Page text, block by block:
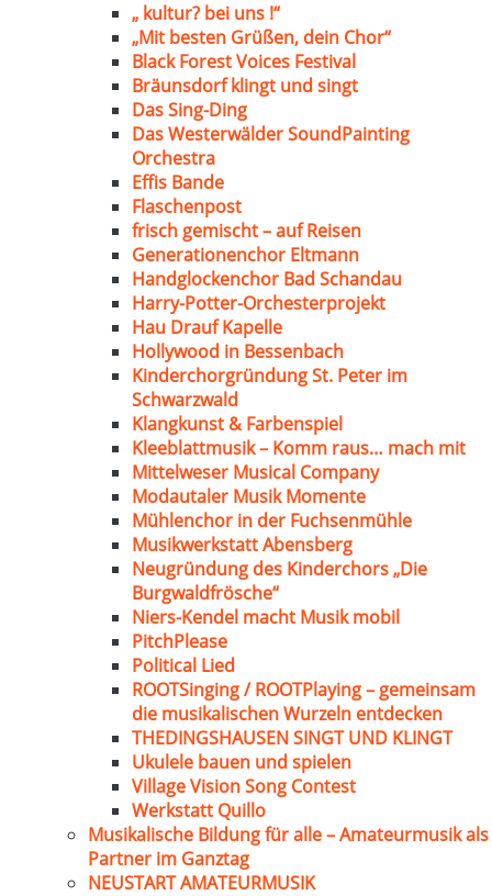
„ kultur? bei uns !“
„Mit besten Grüßen, dein Chor“
Black Forest Voices Festival
Bräunsdorf klingt und singt
Das Sing-Ding
Das Westerwälder SoundPainting
Orchestra
Effis Bande
Flaschenpost
frisch gemischt – auf Reisen
Generationenchor Eltmann
Handglockenchor Bad Schandau
Harry-Potter-Orchesterprojekt
Hau Drauf Kapelle
Hollywood in Bessenbach
Kinderchorgründung St. Peter im
Schwarzwald
Klangkunst & Farbenspiel
Kleeblattmusik – Komm raus… mach mit
Mittelweser Musical Company
Modautaler Musik Momente
Mühlenchor in der Fuchsenmühle
Musikwerkstatt Abensberg
Neugründung des Kinderchors „Die
Burgwaldfrösche“
Niers-Kendel macht Musik mobil
PitchPlease
Political Lied
ROOTSinging / ROOTPlaying – gemeinsam
die musikalischen Wurzeln entdecken
THEDINGSHAUSEN SINGT UND KLINGT
Ukulele bauen und spielen
Village Vision Song Contest
Werkstatt Quillo
Musikalische Bildung für alle – Amateurmusik als
Partner im Ganztag
NEUSTART AMATEURMUSIK